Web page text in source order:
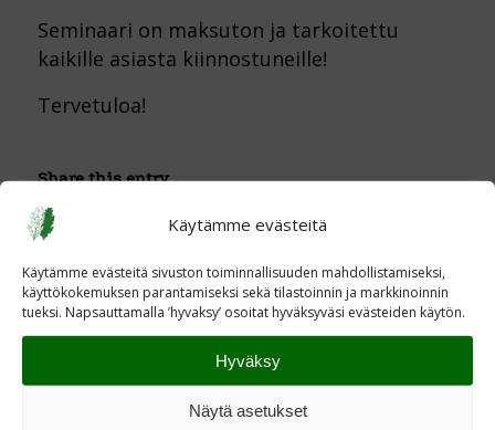
Käytämme evästeitä
Käytämme evästeitä sivuston toiminnallisuuden mahdollistamiseksi,
käyttökokemuksen parantamiseksi sekä tilastoinnin ja markkinoinnin
tueksi. Napsauttamalla ’hyvaksy’ osoitat hyväksyväsi evästeiden käytön.
Hyväksy
Näytä asetukset
Seminaari on maksuton ja tarkoitettu
kaikille asiasta kiinnostuneille!
Tervetuloa!
Share this entry